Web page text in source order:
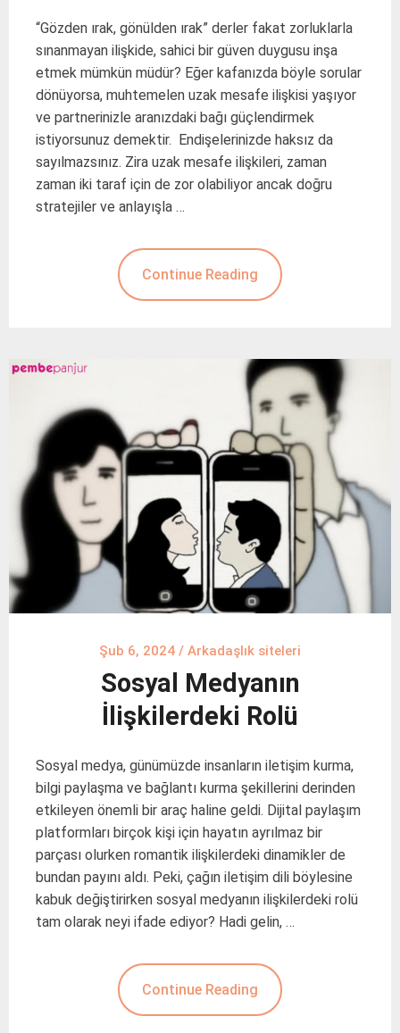
“Gözden ırak, gönülden ırak” derler fakat zorluklarla
sınanmayan ilişkide, sahici bir güven duygusu inşa
etmek mümkün müdür? Eğer kafanızda böyle sorular
dönüyorsa, muhtemelen uzak mesafe ilişkisi yaşıyor
ve partnerinizle aranızdaki bağı güçlendirmek
istiyorsunuz demektir. Endişelerinizde haksız da
sayılmazsınız. Zira uzak mesafe ilişkileri, zaman
zaman iki taraf için de zor olabiliyor ancak doğru
stratejiler ve anlayışla …
Continue Reading
Şub 6, 2024 / Arkadaşlık siteleri
Sosyal Medyanın
İlişkilerdeki Rolü
Sosyal medya, günümüzde insanların iletişim kurma,
bilgi paylaşma ve bağlantı kurma şekillerini derinden
etkileyen önemli bir araç haline geldi. Dijital paylaşım
platformları birçok kişi için hayatın ayrılmaz bir
parçası olurken romantik ilişkilerdeki dinamikler de
bundan payını aldı. Peki, çağın iletişim dili böylesine
kabuk değiştirirken sosyal medyanın ilişkilerdeki rolü
tam olarak neyi ifade ediyor? Hadi gelin, …
Continue Reading